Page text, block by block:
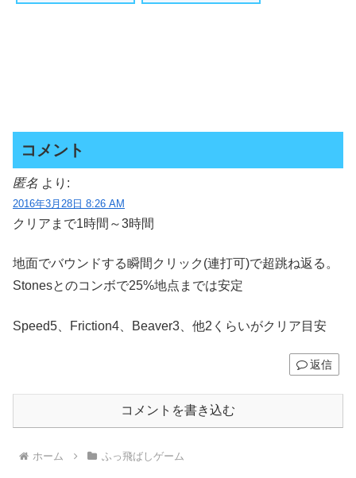
コメント
匿名 より:
2016年3月28日 8:26 AM
クリアまで1時間～3時間
地面でバウンドする瞬間クリック(連打可)で超跳ね返る。
Stonesとのコンボで25%地点までは安定
Speed5、Friction4、Beaver3、他2くらいがクリア目安
返信
コメントを書き込む
ホーム ふっ飛ばしゲーム